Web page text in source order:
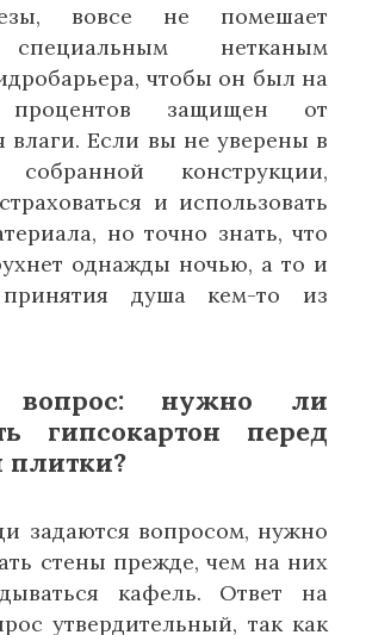
вовсе не помешает
специальным нетканым
чтобы он был на
защищен от
влаги. Если вы не уверены в
собранной конструкции,
и использовать
но точно знать, что
однажды ночью, а то и
душа кем-то из
вопрос: нужно ли
гипсокартон перед
плитки?
задаются вопросом, нужно
стены прежде, чем на них
кафель. Ответ на
утвердительный, так как